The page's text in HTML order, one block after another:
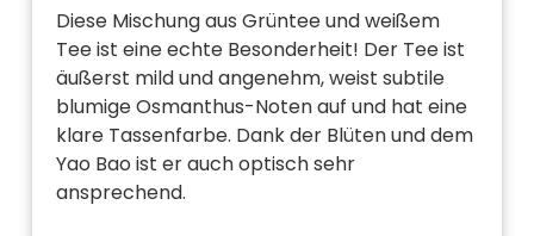
Diese Mischung aus Grüntee und weißem
Tee ist eine echte Besonderheit! Der Tee ist
äußerst mild und angenehm, weist subtile
blumige Osmanthus-Noten auf und hat eine
klare Tassenfarbe. Dank der Blüten und dem
Yao Bao ist er auch optisch sehr
ansprechend.